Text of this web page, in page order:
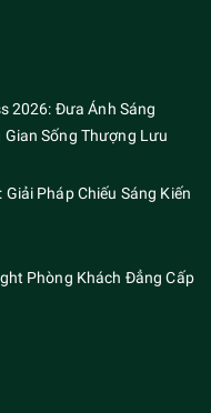
2026: Đưa Ánh Sáng
Sống Thượng Lưu
Pháp Chiếu Sáng Kiến
Phòng Khách Đẳng Cấp